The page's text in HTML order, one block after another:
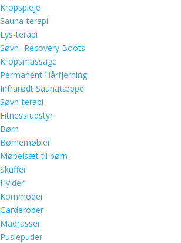
Kropspleje
Sauna-terapi
Lys-terapi
Søvn -Recovery Boots
Kropsmassage
Permanent Hårfjerning
Infrarødt Saunatæppe
Søvn-terapi
Fitness udstyr
Børn
Børnemøbler
Møbelsæt til børn
Skuffer
Hylder
Kommoder
Garderober
Madrasser
Puslepuder